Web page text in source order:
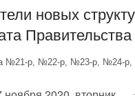
новых
Правительства
№21-р, №22-р, №23-р, №24-